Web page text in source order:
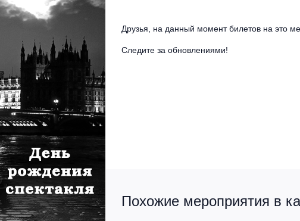
Друзья, на данный момент билетов на это
Следите за обновлениями!
Похожие мероприятия в